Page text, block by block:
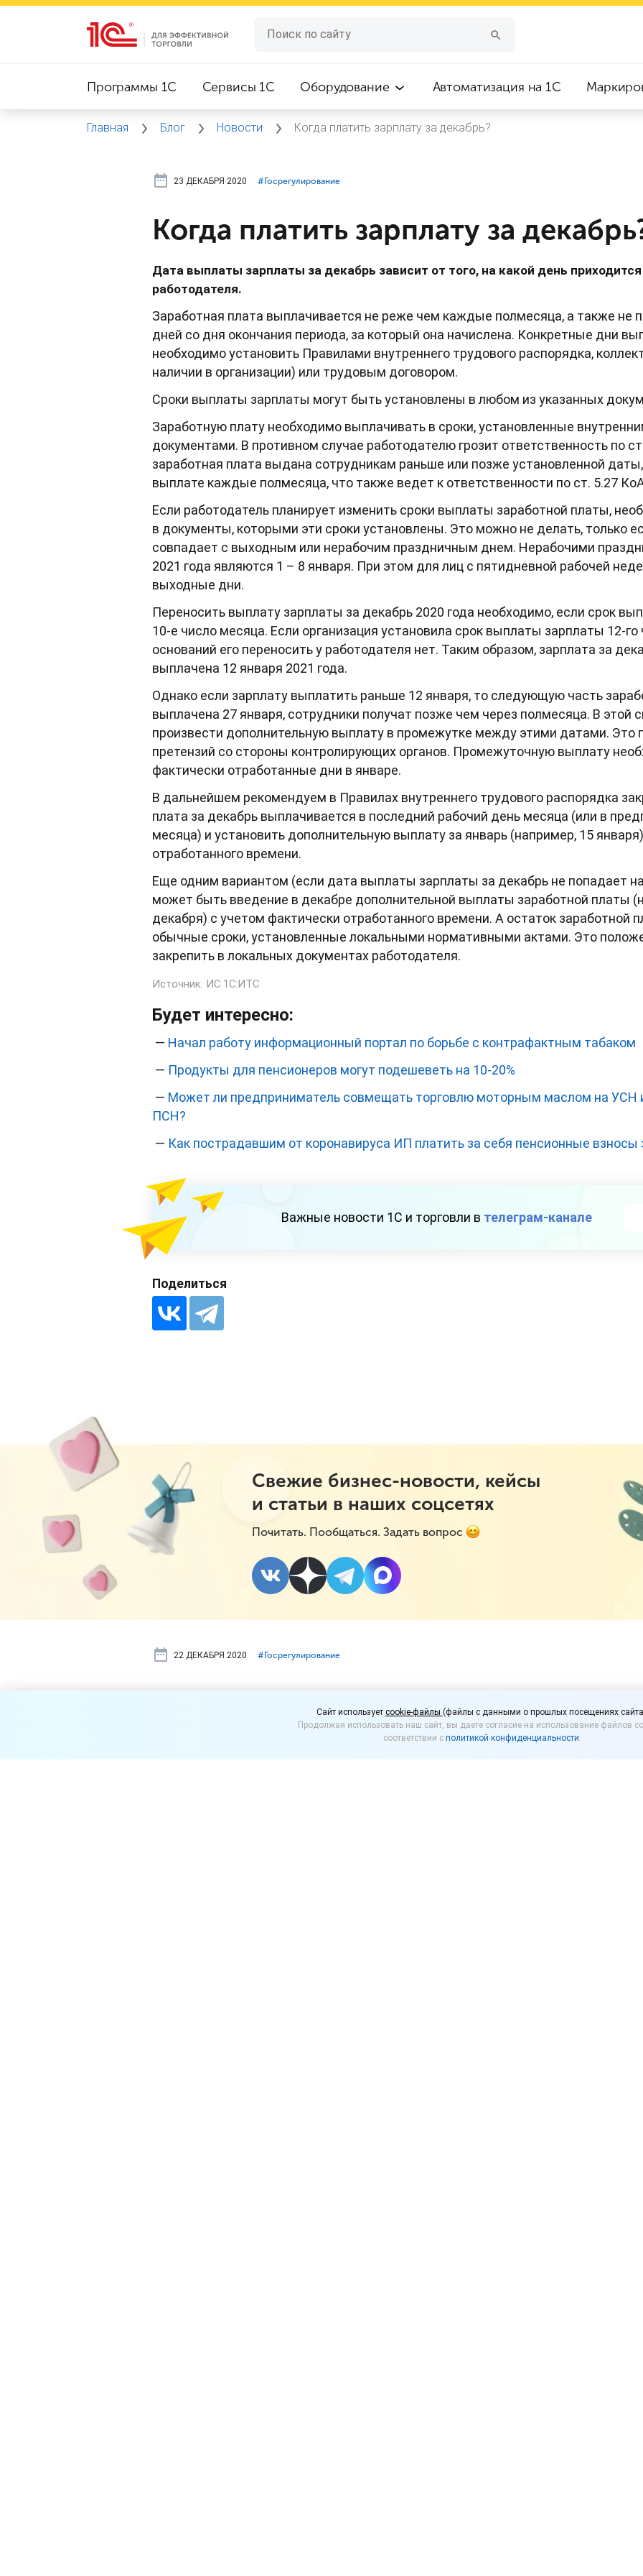
Программы 1C Сервисы 1C Оборудование Автоматизация на 1С
Главная Блог Новости Когда платить зарплату за декабрь?
23 ДЕКАБРЯ 2020 #⁣Госрегулирование
Когда платить зарплату за
Дата выплаты зарплаты за декабрь зависит от того, на какой день
работодателя.
Заработная плата выплачивается не реже чем каждые полмесяца, а также не
дней со дня окончания периода, за который она начислена. Конкретные дни
необходимо установить Правилами внутреннего трудового распорядка,
наличии в организации) или трудовым договором.
Сроки выплаты зарплаты могут быть установлены в любом из указанных
Заработную плату необходимо выплачивать в сроки, установленные
документами. В противном случае работодателю грозит ответственность по
заработная плата выдана сотрудникам раньше или позже установленной
выплате каждые полмесяца, что также ведет к ответственности по ст. 5.27
Если работодатель планирует изменить сроки выплаты заработной платы,
в документы, которыми эти сроки установлены. Это можно не делать, только
совпадает с выходным или нерабочим праздничным днем. Нерабочими
2021 года являются 1 – 8 января. При этом для лиц с пятидневной рабочей
выходные дни.
Переносить выплату зарплаты за декабрь 2020 года необходимо, если срок
10-е число месяца. Если организация установила срок выплаты зарплаты 12-
оснований его переносить у работодателя нет. Таким образом, зарплата за
выплачена 12 января 2021 года.
Однако если зарплату выплатить раньше 12 января, то следующую часть
выплачена 27 января, сотрудники получат позже чем через полмесяца. В этой
произвести дополнительную выплату в промежутке между этими датами. Это
претензий со стороны контролирующих органов. Промежуточную выплату
фактически отработанные дни в январе.
В дальнейшем рекомендуем в Правилах внутреннего трудового распорядка
плата за декабрь выплачивается в последний рабочий день месяца (или в
месяца) и установить дополнительную выплату за январь (например, 15
отработанного времени.
Еще одним вариантом (если дата выплаты зарплаты за декабрь не попадает
может быть введение в декабре дополнительной выплаты заработной платы
декабря) с учетом фактически отработанного времени. А остаток заработной
обычные сроки, установленные локальными нормативными актами. Это
закрепить в локальных документах работодателя.
Источник: ИС 1С:ИТС
Будет интересно:
— Начал работу информационный портал по борьбе с контрафактным табаком
— Продукты для пенсионеров могут подешеветь на 10-20%
— Может ли предприниматель совмещать торговлю моторным маслом на УСН
ПСН?
— Как пострадавшим от коронавируса ИП платить за себя пенсионные взносы
Важные новости 1С и торговли в телеграм-канале
Поделиться
Свежие бизнес-новости, кейсы
и статьи в наших соцсетях
Почитать. Пообщаться. Задать вопрос
22 ДЕКАБРЯ 2020 #⁣Госрегулирование
Как получить патент, если
отправлено через интернет?
Cайт использует cookie-файлы (файлы с данными о прошлых посещениях
Продолжая использовать наш сайт, вы даете согласие на использование файлов
соответствии с политикой конфиденциальности.